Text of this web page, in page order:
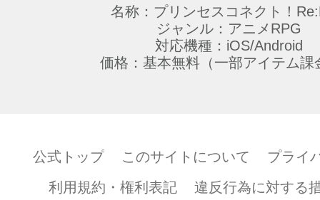
名称：プリンセスコネクト！
ジャンル：アニメRPG
対応機種：iOS/Android
価格：基本無料（一部アイテム課
公式トップ このサイトについて
プライ
利用規約・権利表記
違反行為に対する